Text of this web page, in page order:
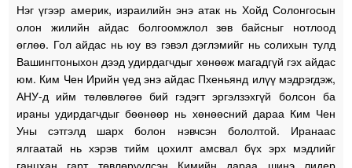
Нэг үгээр америк, израилийн энэ атак нь Хойд Солонгосын
олон жилийн айдас болгоомжлол зөв байсныг нотлоод
өглөө. Гол айдас нь юу вэ гэвэл дэглэмийг нь солихын тулд
Вашингтоныхон дээд удирдагчдыг хөнөөж магадгүй гэх айдас
юм. Ким Чен Ирийн үед энэ айдас Пхеньянд илүү мэдрэгдэж,
АНУ-д ийм төлөвлөгөө бий гэдэгт эргэлзэхгүй болсон ба
ираны удирдагчдыг бөөнөөр нь хөнөөсний дараа Ким Чен
Уны сэтгэлд шарх болон нэвчсэн бололтой. Иранаас
ялгаатай нь хэрэв тийм цохилт амсвал бүх эрх мэдлийг
ганцхан гарт төвлөрүүлсэн Кимийн дараа шинэ лидер